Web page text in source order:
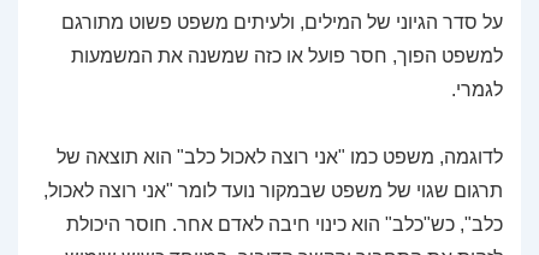
על סדר הגיוני של המילים, ולעיתים משפט פשוט מתורגם
למשפט הפוך, חסר פועל או כזה שמשנה את המשמעות
לגמרי.
לדוגמה, משפט כמו "אני רוצה לאכול כלב" הוא תוצאה של
תרגום שגוי של משפט שבמקור נועד לומר "אני רוצה לאכול,
כלב", כש"כלב" הוא כינוי חיבה לאדם אחר. חוסר היכולת